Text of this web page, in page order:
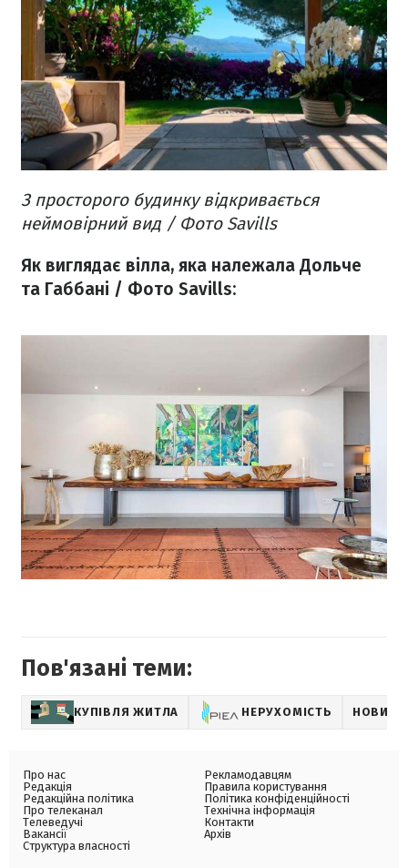
З просторого будинку відкривається
неймовірний вид / Фото Savills
Як виглядає вілла, яка належала Дольче
та Габбані / Фото Savills:
Пов'язані теми:
КУПІВЛЯ ЖИТЛА НЕРУХОМІСТЬ НОВИНИ
Про нас
Редакція
Редакційна політика
Про телеканал
Телеведучі
Вакансії
Структура власності
Рекламодавцям
Правила користування
Політика конфіденційності
Технічна інформація
Контакти
Архів